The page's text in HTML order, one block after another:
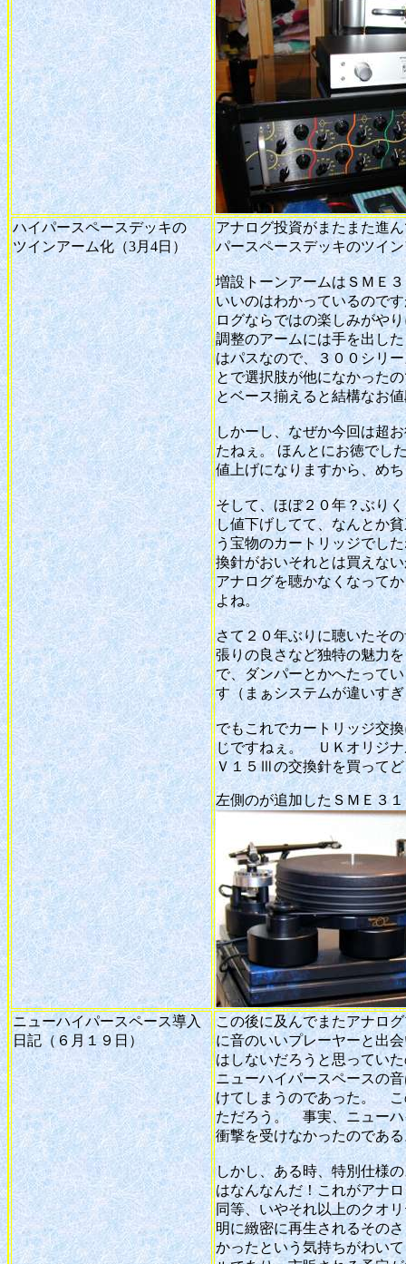
ハイパースペースデッキの
ツインアーム化（3月4日）
アナログ投資がまたまた進
パースペースデッキのツイ
増設トーンアームはＳＭＥ
いいのはわかっているので
ログならではの楽しみがや
調整のアームには手を出し
はパスなので、３００シリ
とで選択肢が他になかった
とベース揃えると結構なお
しかーし、なぜか今回は超
たねぇ。 ほんとにお徳でし
値上げになりますから、め
そして、ほぼ２０年？ぶり
し値下げしてて、なんとか
う宝物のカートリッジでし
換針がおいそれとは買えな
アナログを聴かなくなって
よね。
さて２０年ぶりに聴いたそ
張りの良さなど独特の魅力
で、ダンパーとかへたって
す（まぁシステムが違いす
でもこれでカートリッジ交
じですねぇ。 ＵＫオリジ
Ｖ１５Ⅲの交換針を買って
左側のが追加したＳＭＥ３
ニューハイパースペース導入
日記（６月１９日）
この後に及んでまたアナロ
に音のいいプレーヤーと出
はしないだろうと思ってい
ニューハイパースペースの
けてしまうのであった。 こ
ただろう。 事実、ニューハ
衝撃を受けなかったのであ
しかし、ある時、特別仕様
はなんなんだ！これがアナ
同等、いやそれ以上のクオ
明に緻密に再生されるその
かったという気持ちがわい